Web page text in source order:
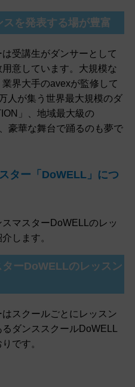
を発表する場が豊富
受講生がダンサーとして
意しています。大規模な
界大手のavexが監修して
人が集う世界最大規模のダ
」、地域最大級の
豪華な舞台で踊るのも夢で
ター「DoWELL」につ
マスターDoWELLのレッ
します。
ーDoWELLのレッスン
スクールごとにレッスン
ダンススクールDoWELL
です。